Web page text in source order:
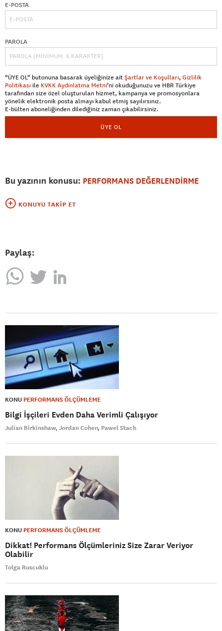
E-POSTA
PAROLA
“ÜYE OL” butonuna basarak üyeliğinize aitŞartlar ve Koşulları, Gizlilik
Politikası ile KVKK Aydınlatma Metni’ni okuduğunuzu ve HBR Türkiye
tarafından size özel oluşturulan hizmet, kampanya ve promosyonlara
yönelik elektronik posta almayı kabul etmiş sayılırsınız.
E-bülten aboneliğinden dilediğiniz zaman çıkabilirsiniz.
ÜYE OL
Bu yazının konusu: PERFORMANS DEĞERLENDİRME
KONUYU TAKIP ET
Paylaş:
KONU PERFORMANS ÖLÇÜMLEME
Bilgi İşçileri Evden Daha Verimli Çalışıyor
Julian Birkinshaw Jordan Cohen Pawel Stach
KONU PERFORMANS ÖLÇÜMLEME
Dikkat! Performans Ölçümleriniz Size Zarar Veriyor
Olabilir
Tolga Ruscuklu